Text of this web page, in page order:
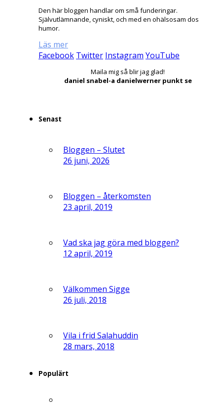
Den här bloggen handlar om små funderingar.
Självutlämnande, cyniskt, och med en ohälsosam dos
humor.
Läs mer
Facebook Twitter Instagram YouTube
Maila mig så blir jag glad!
daniel snabel-a danielwerner punkt se
Senast
Bloggen – Slutet
26 juni, 2026
Bloggen – återkomsten
23 april, 2019
Vad ska jag göra med bloggen?
12 april, 2019
Välkommen Sigge
26 juli, 2018
Vila i frid Salahuddin
28 mars, 2018
Populärt